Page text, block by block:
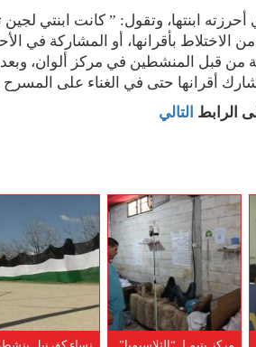
الذي أحرزته ابنتها، وتقول: ” كانت
الاختلاط بأقرانها، أو المشاركة في
من قبل المنشطين في مركز ألوان،
أقرانها حتى في الغناء على
الرابط التالي
مركز يتيم لـ “الثلاسيميا”
نساء كفرنبل